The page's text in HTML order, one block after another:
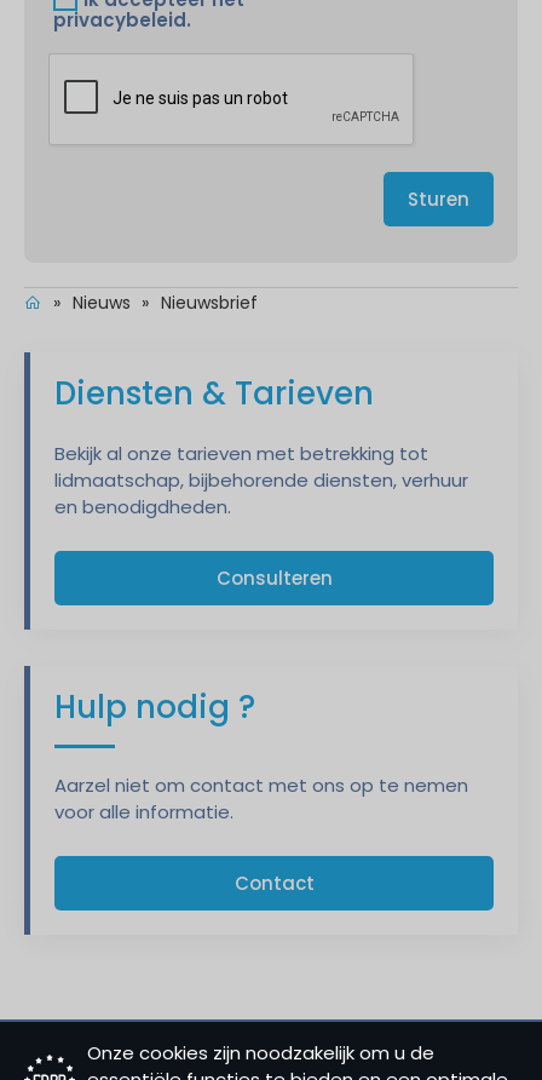
Onze cookies zijn noodzakelijk om u de
privacybeleid.
» Nieuws » Nieuwsbrief
Diensten & Tarieven
Bekijk al onze tarieven met betrekking tot
lidmaatschap, bijbehorende diensten, verhuur
en benodigdheden.
Consulteren
Hulp nodig ?
Aarzel niet om contact met ons op te nemen
voor alle informatie.
Contact